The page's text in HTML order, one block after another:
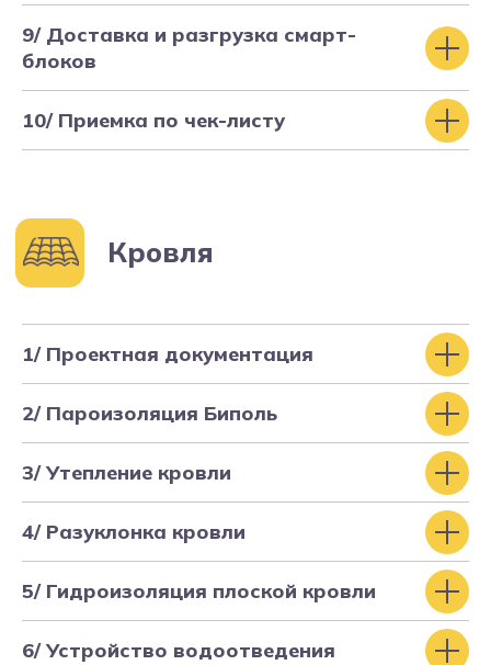
9/ Доставка и разгрузка смарт-
блоков
10/ Приемка по чек-листу
1/ Проектная документация
2/ Пароизоляция Биполь
3/ Утепление кровли
4/ Разуклонка кровли
5/ Гидроизоляция плоской кровли
6/ Устройство водоотведения
Строительство
Отзывы заказчиков
ФЛЭТХАУС
"Никаких подорожаний по ходу
"Держат в курсе, оперативно отвечают
фото и видео на каждом этапе"
"Фундамент ведет себя замечательно, я
доволен работой, благодарю за
грамотность"